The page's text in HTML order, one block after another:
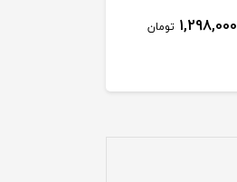
1,298,000 تومان